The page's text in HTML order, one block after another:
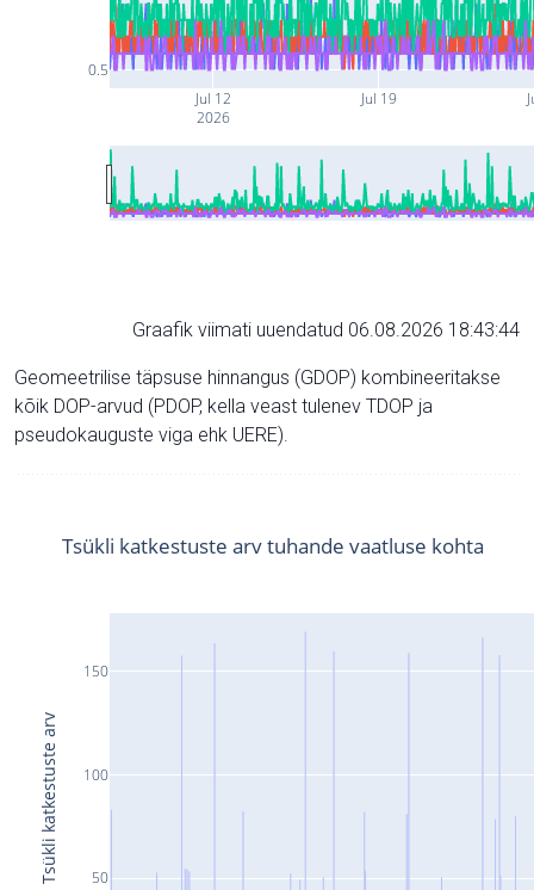
Jul 12
2026
Jul 19
0.5
Graafik viimati uuendatud 06.08.2026 18:43:44
Geomeetrilise täpsuse hinnangus (GDOP) kombineeritakse
kõik DOP-arvud (PDOP, kella veast tulenev TDOP ja
pseudokauguste viga ehk UERE).
50
100
150
Tsükli katkestuste arv tuhande vaatluse kohta
Tsükli katkestuste arv